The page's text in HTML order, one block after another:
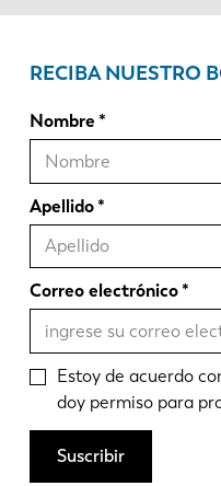
RECIBA NUESTRO
Nombre
Apellido
Correo electrónico
Estoy de acuerdo
doy permiso para
Suscribir